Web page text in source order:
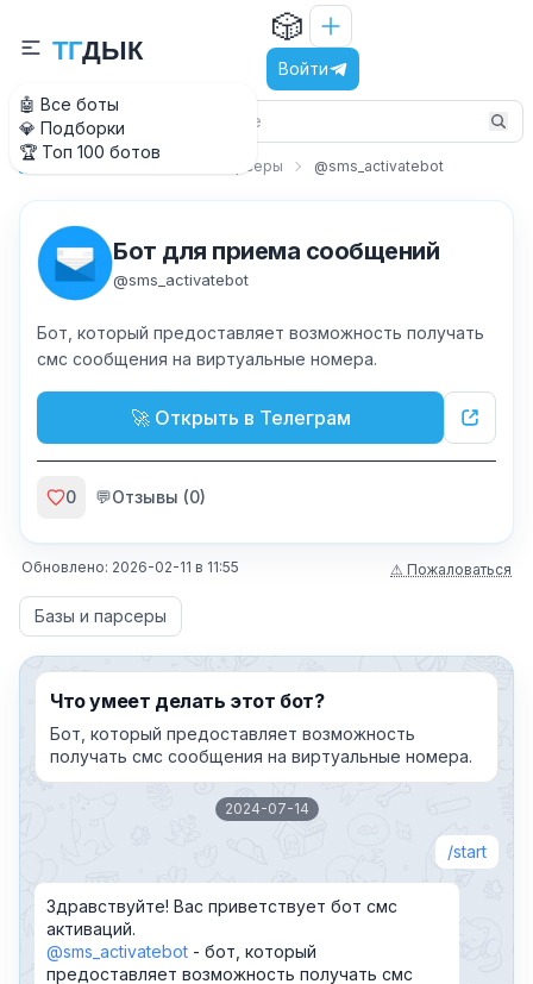
🤖 Все боты
💎 Подборки
🏆 Топ 100 ботов
ТГДЫК
🎲
Войти
Главная Базы и парсеры @sms_activatebot
Бот для приема сообщений
@sms_activatebot
Бот, который предоставляет возможность получать
смс сообщения на виртуальные номера.
🚀 Открыть в Телеграм
0 💬Отзывы (0)
Обновлено: 2026-02-11 в 11:55 ⚠ Пожаловаться
Базы и парсеры
Что умеет делать этот бот?
Бот, который предоставляет возможность
получать смс сообщения на виртуальные номера.
2024-07-14
start
Здравствуйте! Вас приветствует бот смс
активаций.
@sms_activatebot - бот, который
предоставляет возможность получать смс